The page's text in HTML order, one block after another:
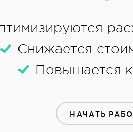
Снижается
Повышается
НАЧАТЬ